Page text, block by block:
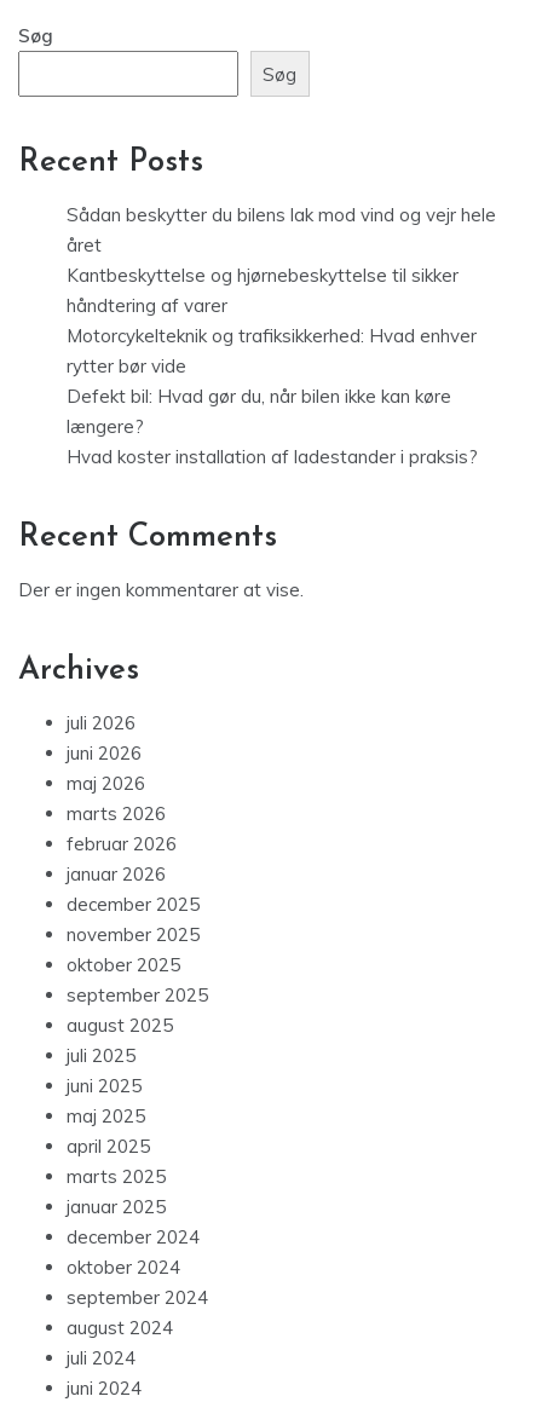
Søg
Søg
Recent Posts
Sådan beskytter du bilens lak mod vind og vejr hele
året
Kantbeskyttelse og hjørnebeskyttelse til sikker
håndtering af varer
Motorcykelteknik og trafiksikkerhed: Hvad enhver
rytter bør vide
Defekt bil: Hvad gør du, når bilen ikke kan køre
længere?
Hvad koster installation af ladestander i praksis?
Recent Comments
Der er ingen kommentarer at vise.
Archives
juli 2026
juni 2026
maj 2026
marts 2026
februar 2026
januar 2026
december 2025
november 2025
oktober 2025
september 2025
august 2025
juli 2025
juni 2025
maj 2025
april 2025
marts 2025
januar 2025
december 2024
oktober 2024
september 2024
august 2024
juli 2024
juni 2024